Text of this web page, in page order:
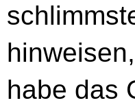
habe das